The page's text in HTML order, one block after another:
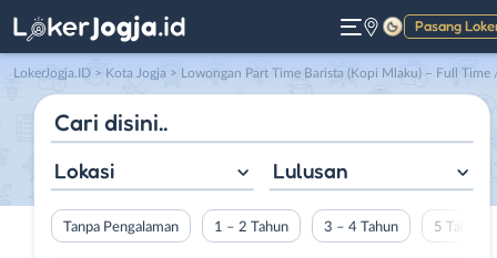
Pasang
Gelap
LokerJogja.ID > Kota Jogja > Lowongan Part Time Barista (Kopi Mlaku) – Full Time / Part Time Crew Outlet (Bakso Kemoel) – Penjaga Outlet (Tahu Go Notoprajan) di PT. Zinuya Elok
Lokasi Lulusan
Tanpa Pengalaman 1 – 2 Tahun 3 – 4 Tahun 5 Tahun